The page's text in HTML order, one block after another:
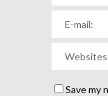
Save my